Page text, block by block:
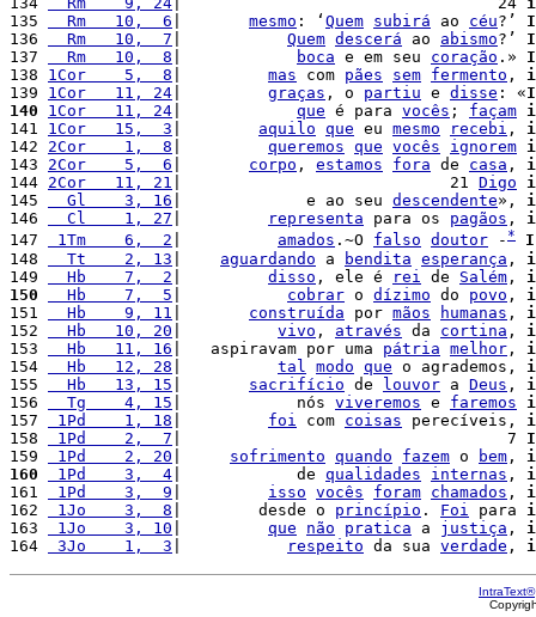
135
  Rm   10,  6
mesmo : ‘ Quem subirá ao céu?’
136
  Rm   10,  7
Quem descerá ao abismo?’
137
  Rm   10,  8
boca e em seu coração .»
138 1Cor    5,  8 mas com pães sem fermento ,
139 1Cor   11, 24 graças , o partiu e disse : «
140
1Cor   11, 24 que é para vocês ; façam
141 1Cor   15,  3 aquilo que eu mesmo recebi ,
142 2Cor    1,  8 queremos que vocês ignorem
143 2Cor    5,  6 corpo , estamos fora de casa ,
144 2Cor   11, 21 |                            21 Digo
145
  Gl    3, 16
|             e ao seu descendente»,
146
  Cl    1, 27
representa para os pagãos ,
147
1Tm    6,  2 amados .~O falso doutor - *
148
  Tt    2, 13
aguardando a bendita esperança ,
149
  Hb    7,  2
disso , ele é rei de Salém ,
150
  Hb    7,  5
cobrar o dízimo do povo ,
151
  Hb    9, 11
construída por mãos humanas ,
152
  Hb   10, 20
vivo , através da cortina ,
153
  Hb   11, 16
|   aspiravam por uma pátria melhor ,
154
  Hb   12, 28
tal modo que o agrademos,
155
  Hb   13, 15
sacrifício de louvor a Deus ,
156
  Tg    4, 15
|            nós viveremos e faremos
157
1Pd    1, 18 foi com coisas perecíveis,
158
1Pd    2,  7 |                                  7
159
1Pd    2, 20 sofrimento quando fazem o bem ,
160
1Pd    3,  4 |            de qualidades internas ,
161
1Pd    3,  9 isso vocês foram chamados ,
162
1Jo    3,  8 |        desde o princípio . Foi para
163
1Jo    3, 10 que não pratica a justiça ,
164
3Jo    1,  3 respeito da sua verdade ,
IntraText®